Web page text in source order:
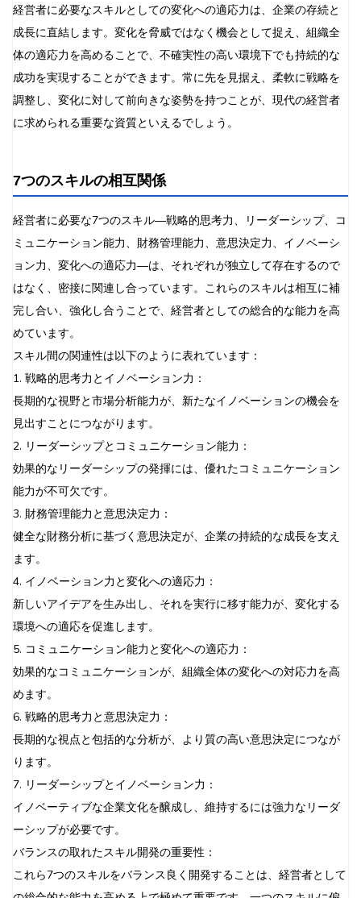
経営者に必要なスキルとしての変化への適応力は、企業の存続と
成長に直結します。変化を脅威ではなく機会として捉え、組織全
体の適応力を高めることで、不確実性の高い環境下でも持続的な
成功を実現することができます。常に先を見据え、柔軟に戦略を
調整し、変化に対して前向きな姿勢を持つことが、現代の経営者
に求められる重要な資質といえるでしょう。
7つのスキルの相互関係
経営者に必要な7つのスキル—戦略的思考力、リーダーシップ、コ
ミュニケーション能力、財務管理能力、意思決定力、イノベーシ
ョン力、変化への適応力—は、それぞれが独立して存在するので
はなく、密接に関連し合っています。これらのスキルは相互に補
完し合い、強化し合うことで、経営者としての総合的な能力を高
めています。
スキル間の関連性は以下のように表れています：
1. 戦略的思考力とイノベーション力：
長期的な視野と市場分析能力が、新たなイノベーションの機会を
見出すことにつながります。
2. リーダーシップとコミュニケーション能力：
効果的なリーダーシップの発揮には、優れたコミュニケーション
能力が不可欠です。
3. 財務管理能力と意思決定力：
健全な財務分析に基づく意思決定が、企業の持続的な成長を支え
ます。
4. イノベーション力と変化への適応力：
新しいアイデアを生み出し、それを実行に移す能力が、変化する
環境への適応を促進します。
5. コミュニケーション能力と変化への適応力：
効果的なコミュニケーションが、組織全体の変化への対応力を高
めます。
6. 戦略的思考力と意思決定力：
長期的な視点と包括的な分析が、より質の高い意思決定につなが
ります。
7. リーダーシップとイノベーション力：
イノベーティブな企業文化を醸成し、維持するには強力なリーダ
ーシップが必要です。
バランスの取れたスキル開発の重要性：
これら7つのスキルをバランス良く開発することは、経営者として